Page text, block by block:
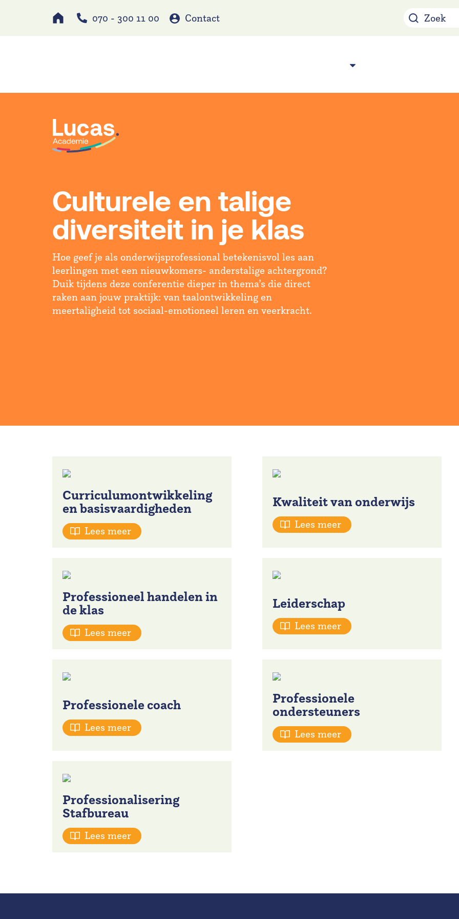
070 - 300 11 00 Contact
Culturele en talige
diversiteit in je klas
Hoe geef je als onderwijsprofessional betekenisvol les aan
leerlingen met een nieuwkomers- anderstalige achtergrond?
Duik tijdens deze conferentie dieper in thema’s die direct
raken aan jouw praktijk: van taalontwikkeling en
meertaligheid tot sociaal-emotioneel leren en veerkracht.
Curriculumontwikkeling
en basisvaardigheden
Lees meer
Kwaliteit van onderwijs
Lees meer
Professioneel handelen in
de klas
Lees meer
Leiderschap
Lees meer
Professionele coach
Lees meer
Professionele
ondersteuners
Lees meer
Professionalisering
Stafbureau
Lees meer